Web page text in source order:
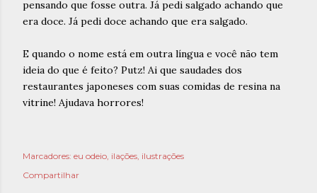
pensando que fosse outra. Já pedi salgado achando que
era doce. Já pedi doce achando que era salgado.
E quando o nome está em outra língua e você não tem
ideia do que é feito? Putz! Ai que saudades dos
restaurantes japoneses com suas comidas de resina na
vitrine! Ajudava horrores!
Marcadores: eu odeio ilações ilustrações
Compartilhar